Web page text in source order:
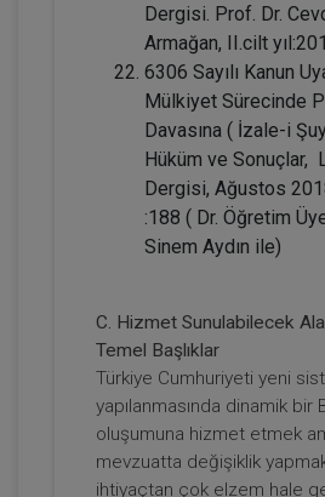
Tüketici Hukuku Enstitüsü
Sözleşmeler Hukuku - 1 -
Hukuku Kongresi - VII.
360 TL
Dergisi. Prof. Dr.
Armağan, II.cilt
6306 Sayılı Kanun
Mülkiyet Sürecinde
Davasına ( İzale-i
Hüküm ve Sonuçlar,
Dergisi, Ağustos
:188 ( Dr. Öğretim
Sinem Aydın ile)
C. Hizmet Sunulabilecek
Temel Başlıklar
Türkiye Cumhuriyeti yeni
yapılanmasında dinamik bir
oluşumuna hizmet etmek
mevzuatta değişiklik
ihtiyaçtan çok elzem hale